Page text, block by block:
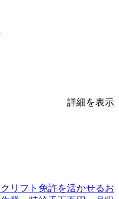
詳細を表示